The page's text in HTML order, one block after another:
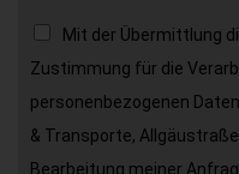
Mit der Übermittlung
Zustimmung für die
personenbezogenen
& Transporte,
Bearbeitung meiner